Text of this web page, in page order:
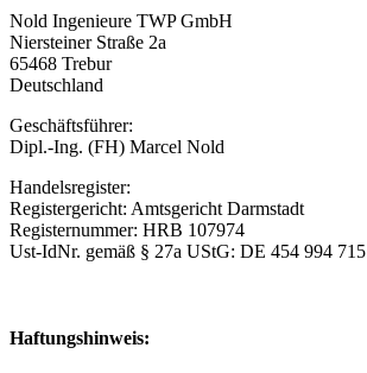
Nold Ingenieure TWP GmbH
Niersteiner Straße 2a
65468 Trebur
Deutschland
Geschäftsführer:
Dipl.-Ing. (FH) Marcel Nold
Handelsregister:
Registergericht: Amtsgericht Darmstadt
Registernummer: HRB 107974
Ust-IdNr. gemäß § 27a UStG: DE 454 994 715
Haftungshinweis: